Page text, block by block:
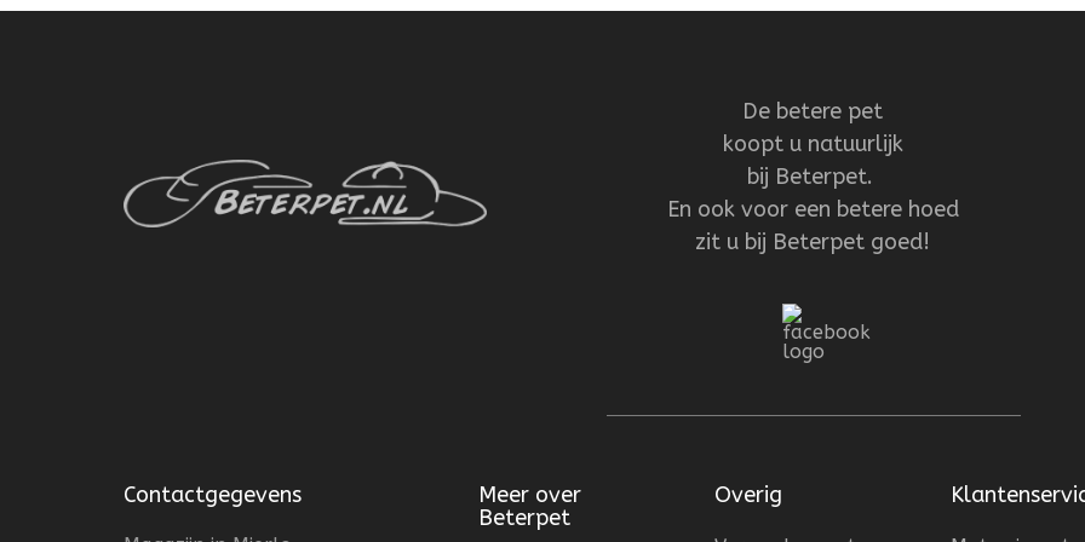
De betere pet
koopt u natuurlijk
bij Beterpet.
En ook voor een betere hoed
zit u bij Beterpet goed!
Contactgegevens
Meer over
Beterpet
Overig